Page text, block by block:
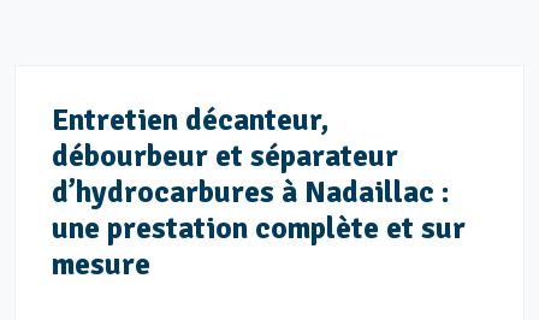
Entretien décanteur,
débourbeur et séparateur
d’hydrocarbures à Nadaillac :
une prestation complète et sur
mesure